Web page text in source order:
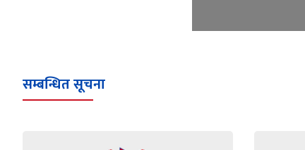
सम्बन्धित सूचना